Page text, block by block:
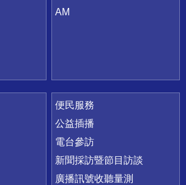
AM
便民服務
公益插播
電台參訪
新聞採訪暨節目訪談
廣播訊號收聽量測